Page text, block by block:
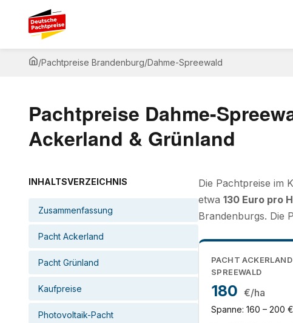
/Pachtpreise Brandenburg/Dahme-Spreewald
Pachtpreise Dahme-
Ackerland & Grünland
INHALTSVERZEICHNIS
Zusammenfassung
Pacht Ackerland
Pacht Grünland
Kaufpreise
Photovoltaik-Pacht
Die Pachtpreise im
etwa 130 Euro pro
Brandenburgs. Die
PACHT
SPREEWALD
180 €/ha
Spanne: 160 – 200